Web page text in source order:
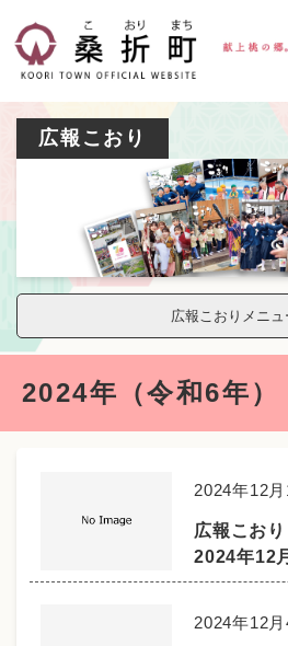
先
広報こおり
広報こおりメニュ
2024年（令和6年）
2024年12
広報こおり
2024年12
2024年12